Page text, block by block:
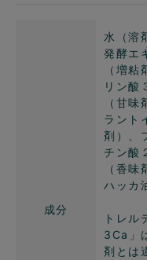
成分
水（溶
発酵エ
（増
リン酸
（甘
ラント
剤）、
チン酸
（香
ハッカ
トレル
3Ca」
剤とは